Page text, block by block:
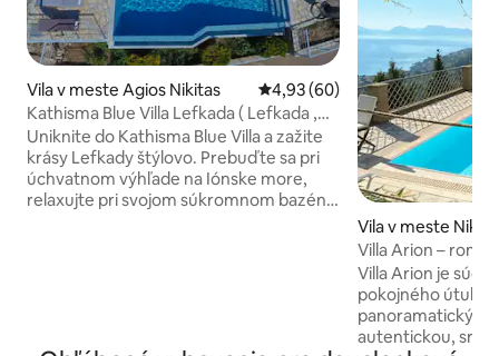
Vila v meste Agios Nikitas Priemerné ohodnotenie 4,93
4,93 (60)
Kathisma Blue Villa Lefkada ( Lefkada ,
Kathisma )
Uniknite do Kathisma Blue Villa a zažite
krásy Lefkady štýlovo. Prebuďte sa pri
úchvatnom výhľade na Iónske more,
relaxujte pri svojom súkromnom bazéne
priestory. Len pár minút od pláže
Vila v meste
Villa Arion –
na more a
Villa Arion je
pokojného útulku
panoramatickým
autentickou,